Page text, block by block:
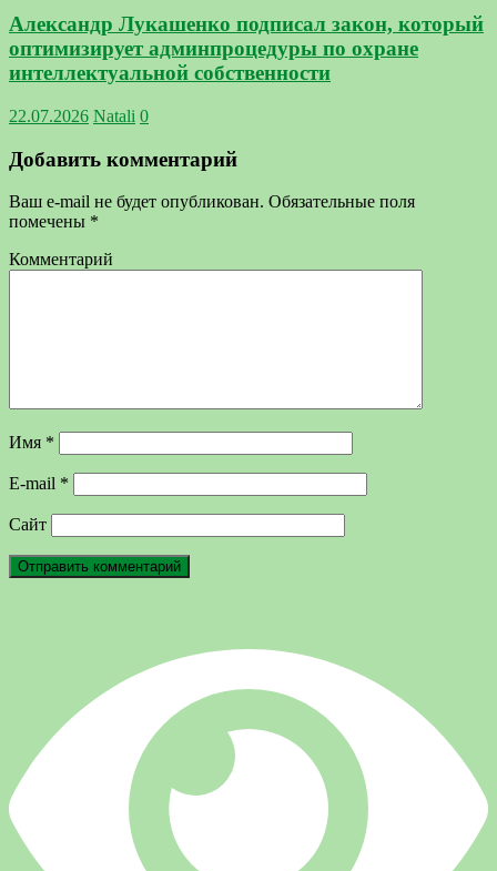
Александр Лукашенко подписал закон, который
оптимизирует админпроцедуры по охране
интеллектуальной собственности
22.07.2026 Natali 0
Добавить комментарий
Ваш e-mail не будет опубликован. Обязательные поля
помечены *
Комментарий
Имя *
E-mail *
Сайт